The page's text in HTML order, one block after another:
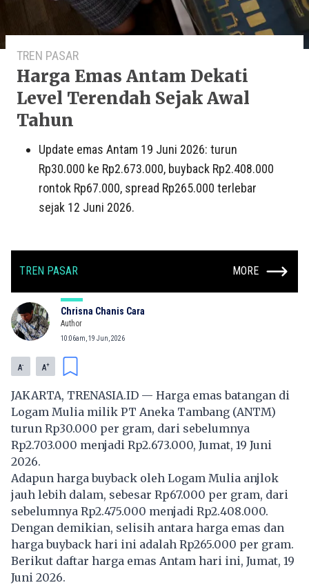
TREN PASAR
Harga Emas Antam Dekati
Level Terendah Sejak Awal
Tahun
Update emas Antam 19 Juni 2026: turun
Rp30.000 ke Rp2.673.000, buyback Rp2.408.000
rontok Rp67.000, spread Rp265.000 terlebar
sejak 12 Juni 2026.
TREN PASAR MORE
Chrisna Chanis Cara
Author
10:06am, 19 Jun, 2026
A- A+
JAKARTA, TRENASIA.ID — Harga emas batangan di
Logam Mulia milik PT Aneka Tambang (ANTM)
turun Rp30.000 per gram, dari sebelumnya
Rp2.703.000 menjadi Rp2.673.000, Jumat, 19 Juni
2026.
Adapun harga buyback oleh Logam Mulia anjlok
jauh lebih dalam, sebesar Rp67.000 per gram, dari
sebelumnya Rp2.475.000 menjadi Rp2.408.000.
Dengan demikian, selisih antara harga emas dan
harga buyback hari ini adalah Rp265.000 per gram.
Berikut daftar harga emas Antam hari ini, Jumat, 19
Juni 2026.